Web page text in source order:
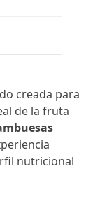
creada para
de la fruta
nutricional